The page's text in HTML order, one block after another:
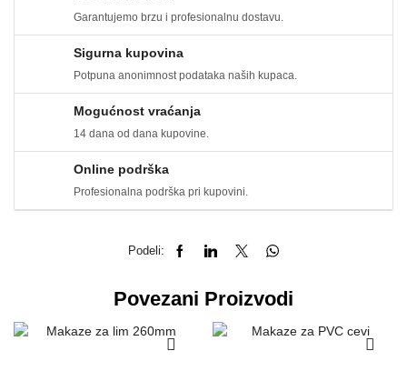
Garantujemo brzu i profesionalnu dostavu.
Sigurna kupovina
Potpuna anonimnost podataka naših kupaca.
Mogućnost vraćanja
14 dana od dana kupovine.
Online podrška
Profesionalna podrška pri kupovini.
Podeli:
Povezani Proizvodi